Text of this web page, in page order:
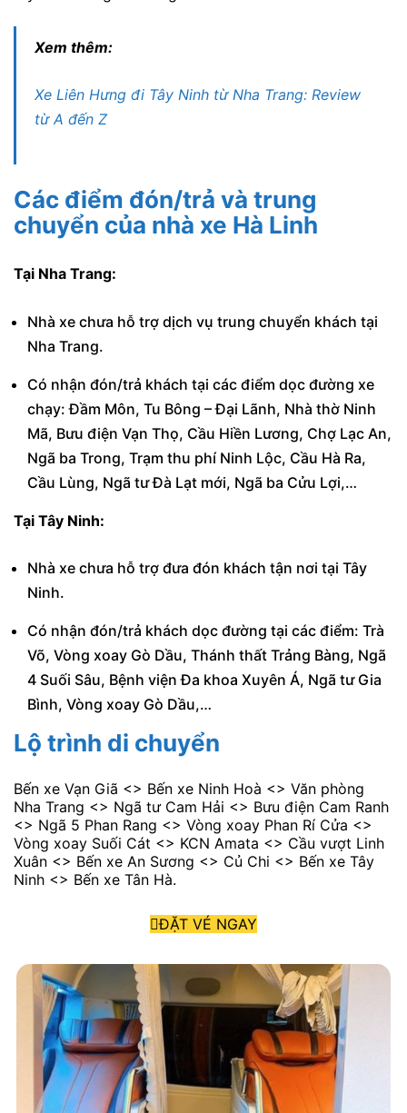
Xem thêm:
Xe Liên Hưng đi Tây Ninh từ Nha Trang: Review
từ A đến Z
Các điểm đón/trả và trung
chuyển của nhà xe Hà Linh
Tại Nha Trang:
Nhà xe chưa hỗ trợ dịch vụ trung chuyển khách tại
Nha Trang.
Có nhận đón/trả khách tại các điểm dọc đường xe
chạy: Đầm Môn, Tu Bông – Đại Lãnh, Nhà thờ Ninh
Mã, Bưu điện Vạn Thọ, Cầu Hiền Lương, Chợ Lạc An,
Ngã ba Trong, Trạm thu phí Ninh Lộc, Cầu Hà Ra,
Cầu Lùng, Ngã tư Đà Lạt mới, Ngã ba Cửu Lợi,…
Tại Tây Ninh:
Nhà xe chưa hỗ trợ đưa đón khách tận nơi tại Tây
Ninh.
Có nhận đón/trả khách dọc đường tại các điểm: Trà
Võ, Vòng xoay Gò Dầu, Thánh thất Trảng Bàng, Ngã
4 Suối Sâu, Bệnh viện Đa khoa Xuyên Á, Ngã tư Gia
Bình, Vòng xoay Gò Dầu,…
Lộ trình di chuyển
Bến xe Vạn Giã <> Bến xe Ninh Hoà <> Văn phòng
Nha Trang <> Ngã tư Cam Hải <> Bưu điện Cam Ranh
<> Ngã 5 Phan Rang <> Vòng xoay Phan Rí Cửa <>
Vòng xoay Suối Cát <> KCN Amata <> Cầu vượt Linh
Xuân <> Bến xe An Sương <> Củ Chi <> Bến xe Tây
Ninh <> Bến xe Tân Hà.
ĐẶT VÉ NGAY